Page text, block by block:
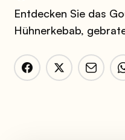
Entdecken Sie das
Hühnerkebab,